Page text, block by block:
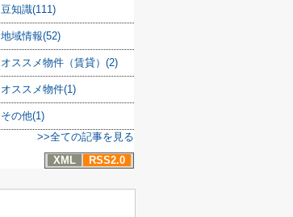
豆知識(111)
地域情報(52)
オススメ物件（賃貸）(2)
オススメ物件(1)
その他(1)
>>全ての記事を見る
XML
RSS2.0